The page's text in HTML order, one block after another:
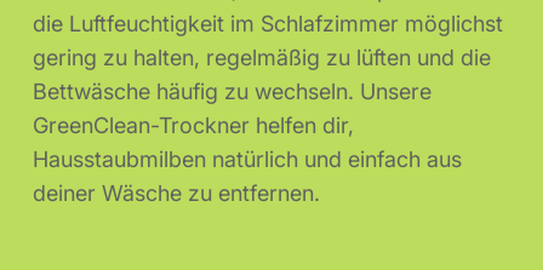
die Luftfeuchtigkeit im Schlafzimmer möglichst
gering zu halten, regelmäßig zu lüften und die
Bettwäsche häufig zu wechseln. Unsere
GreenClean-Trockner helfen dir,
Hausstaubmilben natürlich und einfach aus
deiner Wäsche zu entfernen.